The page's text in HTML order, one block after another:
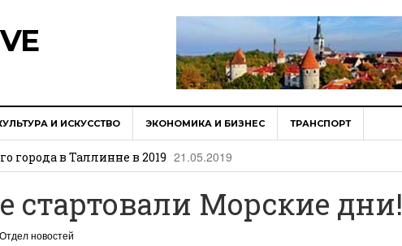
И ИСКУССТВО ЭКОНОМИКА И БИЗНЕС ТРАНСПОРТ
города в Таллинне в 2019 21.05.2019
резидентство получило подтверждение
первое место среди налоговых систем в мире 26.03.2018
стартовали Морские дни!
Отдел новостей